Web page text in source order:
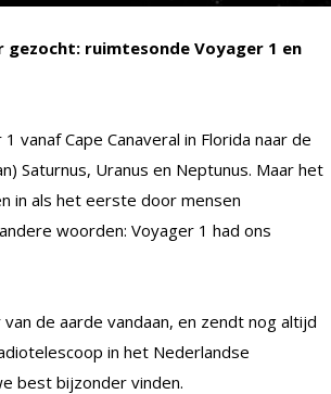
ruimtesonde Voyager 1 en
Cape Canaveral in Florida naar de
Saturnus, Uranus en Neptunus. Maar het
in als het eerste door mensen
woorden: Voyager 1 had ons
de aarde vandaan, en zendt nog altijd
in het Nederlandse
best bijzonder vinden.